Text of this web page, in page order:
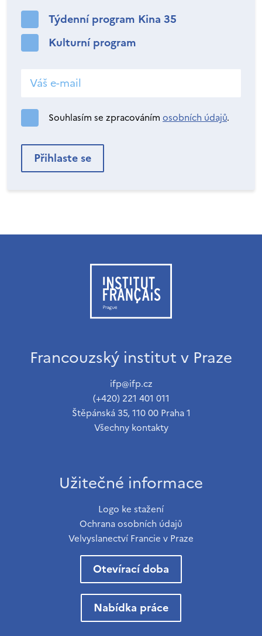
Týdenní program Kina 35
Kulturní program
Souhlasím se zpracováním osobních údajů.
Francouzský institut v Praze
ifp@ifp.cz
(+420) 221 401 011
Štěpánská 35, 110 00 Praha 1
Všechny kontakty
Užitečné informace
Logo ke stažení
Ochrana osobních údajů
Velvyslanectví Francie v Praze
Otevírací doba
Nabídka práce